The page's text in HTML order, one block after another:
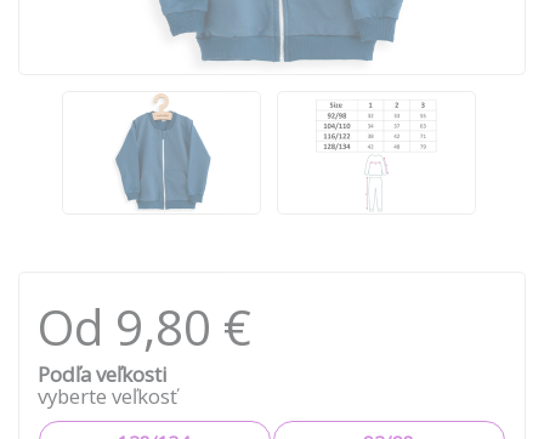
Od 9,80 €
Podľa veľkosti
vyberte veľkosť